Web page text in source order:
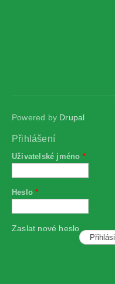
Powered by Drupal
Přihlášení
Uživatelské jméno *
Heslo*
Zaslat nové heslo